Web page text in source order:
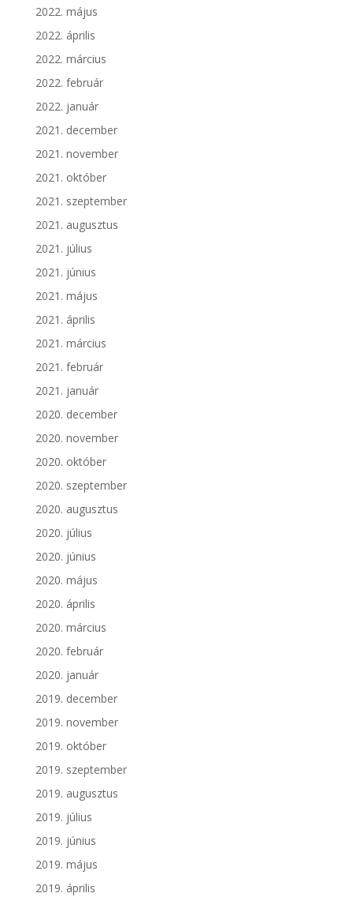
2022. május
2022. április
2022. március
2022. február
2022. január
2021. december
2021. november
2021. október
2021. szeptember
2021. augusztus
2021. július
2021. június
2021. május
2021. április
2021. március
2021. február
2021. január
2020. december
2020. november
2020. október
2020. szeptember
2020. augusztus
2020. július
2020. június
2020. május
2020. április
2020. március
2020. február
2020. január
2019. december
2019. november
2019. október
2019. szeptember
2019. augusztus
2019. július
2019. június
2019. május
2019. április